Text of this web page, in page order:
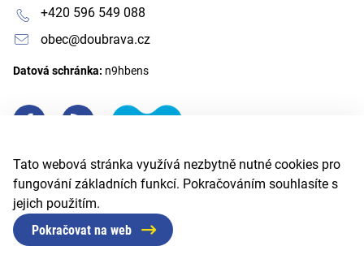
Tato webová stránka využívá nezbytně nutné cookies pro
fungování základních funkcí. Pokračováním souhlasíte s
jejich použitím.
Pokračovat na web
+420 596 549 088
obec@doubrava.cz
Datová schránka: n9hbens
© 2026 Obec Doubrava